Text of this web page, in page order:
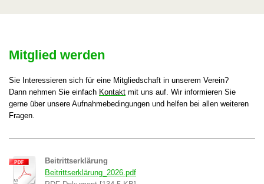
Mitglied werden
Sie Interessieren sich für eine Mitgliedschaft in unserem Verein?
Dann nehmen Sie einfach Kontakt mit uns auf. Wir informieren Sie
gerne über unsere Aufnahmebedingungen und helfen bei allen weiteren
Fragen.
Beitrittserklärung
Beitrittserklärung_2026.pdf